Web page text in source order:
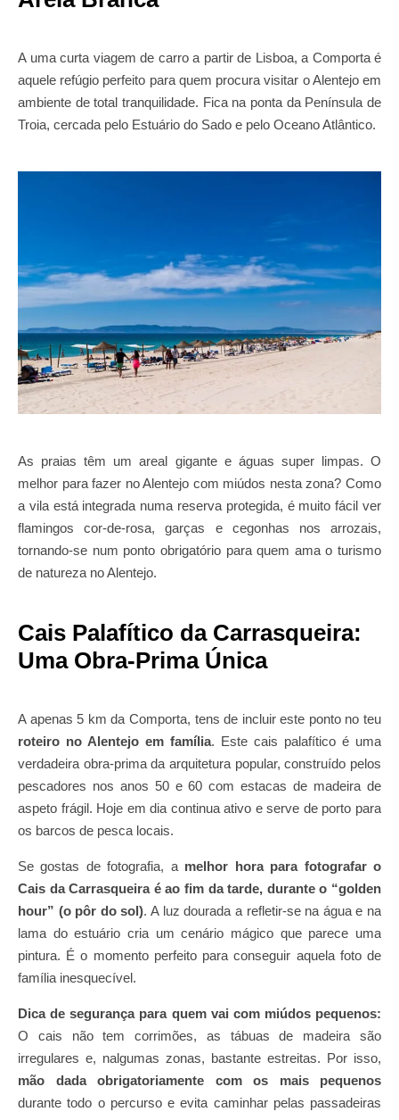
A uma curta viagem de carro a partir de Lisboa, a Comporta é
aquele refúgio perfeito para quem procura visitar o Alentejo em
ambiente de total tranquilidade. Fica na ponta da Península de
Troia, cercada pelo Estuário do Sado e pelo Oceano Atlântico.
As praias têm um areal gigante e águas super limpas. O
melhor para fazer no Alentejo com miúdos nesta zona? Como
a vila está integrada numa reserva protegida, é muito fácil ver
flamingos cor-de-rosa, garças e cegonhas nos arrozais,
tornando-se num ponto obrigatório para quem ama o turismo
de natureza no Alentejo.
Cais Palafítico da Carrasqueira:
Uma Obra-Prima Única
A apenas 5 km da Comporta, tens de incluir este ponto no teu
roteiro no Alentejo em família. Este cais palafítico é uma
verdadeira obra-prima da arquitetura popular, construído pelos
pescadores nos anos 50 e 60 com estacas de madeira de
aspeto frágil. Hoje em dia continua ativo e serve de porto para
os barcos de pesca locais.
Se gostas de fotografia, a melhor hora para fotografar o
Cais da Carrasqueira é ao fim da tarde, durante o “golden
hour” (o pôr do sol). A luz dourada a refletir-se na água e na
lama do estuário cria um cenário mágico que parece uma
pintura. É o momento perfeito para conseguir aquela foto de
família inesquecível.
Dica de segurança para quem vai com miúdos pequenos:
O cais não tem corrimões, as tábuas de madeira são
irregulares e, nalgumas zonas, bastante estreitas. Por isso,
mão dada obrigatoriamente com os mais pequenos
durante todo o percurso e evita caminhar pelas passadeiras